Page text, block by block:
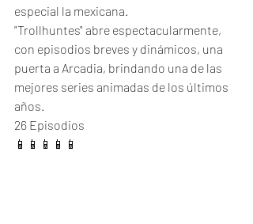
especial la mexicana.
"Trollhuntes" abre espectacularmente,
con episodios breves y dinámicos, una
puerta a Arcadia, brindando una de las
mejores series animadas de los últimos
años.
26 Episodios
📱📱📱📱📱